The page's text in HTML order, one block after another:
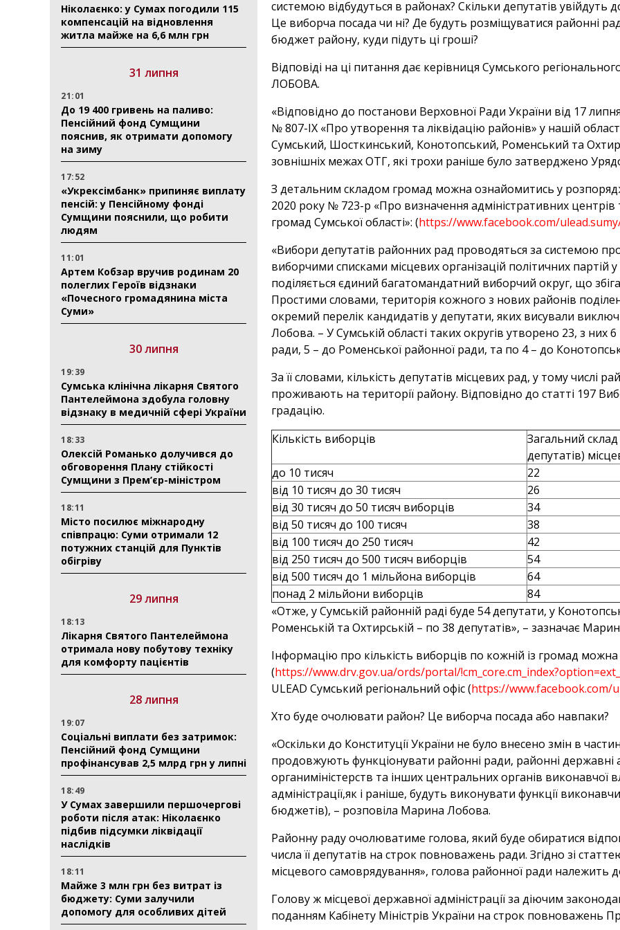
Ніколаєнко: у Сумах погодили 115
компенсацій на відновлення
житла майже на 6,6 млн грн
31 липня
21:01
До 19 400 гривень на паливо:
Пенсійний фонд Сумщини
пояснив, як отримати допомогу
на зиму
17:52
«Укрексімбанк» припиняє виплату
пенсій: у Пенсійному фонді
Сумщини пояснили, що робити
людям
11:01
Артем Кобзар вручив родинам 20
полеглих Героїв відзнаки
«Почесного громадянина міста
Суми»
30 липня
19:39
Сумська клінічна лікарня Святого
Пантелеймона здобула головну
відзнаку в медичній сфері України
18:33
Олексій Романько долучився до
обговорення Плану стійкості
Сумщини з Прем’єр-міністром
18:11
Місто посилює міжнародну
співпрацю: Суми отримали 12
потужних станцій для Пунктів
обігріву
29 липня
18:13
Лікарня Святого Пантелеймона
отримала нову побутову техніку
для комфорту пацієнтів
28 липня
19:07
Соціальні виплати без затримок:
Пенсійний фонд Сумщини
профінансував 2,5 млрд грн у липні
18:49
У Сумах завершили першочергові
роботи після атак: Ніколаєнко
підбив підсумки ліквідації
наслідків
18:11
Майже 3 млн грн без витрат із
бюджету: Суми залучили
допомогу для особливих дітей
системою відбудуться в районах? Скільки депутатів
Це виборча посада чи ні? Де будуть розміщуватися районні
бюджет району, куди підуть ці гроші?
Відповіді на ці питання дає керівниця Сумського
ЛОБОВА.
«Відповідно до постанови Верховної Ради України від 17
№ 807-IX «Про утворення та ліквідацію районів» у нашій
Сумський, Шосткинський, Конотопський, Роменський та
зовнішніх межах ОТГ, які трохи раніше було затверджено
З детальним складом громад можна ознайомитись у
2020 року № 723-р «Про визначення адміністративних
громад Сумської області»: (https://www.facebook.com/
«Вибори депутатів районних рад проводяться за системою
виборчими списками місцевих організацій політичних партій
поділяється єдиний багатомандатний виборчий округ, що
Простими словами, територія кожного з нових районів
окремий перелік кандидатів у депутати, яких висували
Лобова. – У Сумській області таких округів утворено 23, з них
ради, 5 – до Роменської районної ради, та по 4 – до
За її словами, кількість депутатів місцевих рад, у тому числі
проживають на території району. Відповідно до статті 197
градацію.
Кількість виборців
Загальний склад
депутатів)
до 10 тисяч
22
від 10 тисяч до 30 тисяч
26
від 30 тисяч до 50 тисяч виборців
34
від 50 тисяч до 100 тисяч
38
від 100 тисяч до 250 тисяч
42
від 250 тисяч до 500 тисяч виборців
54
від 500 тисяч до 1 мільйона виборців
64
понад 2 мільйони виборців
84
«Отже, у Сумській районній раді буде 54 депутати, у
Роменській та Охтирській – по 38 депутатів», – зазначає
Інформацію про кількість виборців по кожній із громад
(https://www.drv.gov.ua/ords/portal/
ULEAD Сумський регіональний офіс (https://www.facebook.com/
Хто буде очолювати район? Це виборча посада або навпаки?
«Оскільки до Конституції України не було внесено змін в
продовжують функціонувати районні ради, районні державні
органиміністерств та інших центральних органів
адміністрації,як і раніше, будуть виконувати функції
бюджетів), – розповіла Марина Лобова.
Районну раду очолюватиме голова, який буде обиратися
числа її депутатів на строк повноважень ради. Згідно зі
місцевого самоврядування», голова районної ради належить
Голову ж місцевої державної адміністрації за діючим
поданням Кабінету Міністрів України на строк повноважень